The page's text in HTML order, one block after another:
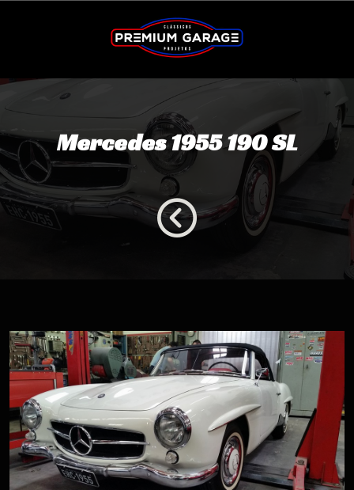
Mercedes 1955 190 SL